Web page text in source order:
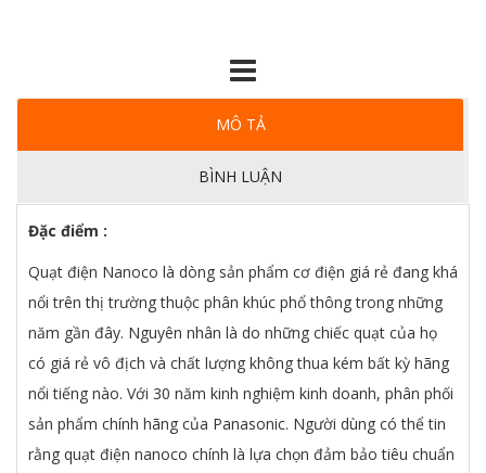
MÔ TẢ
BÌNH LUẬN
Đặc điểm :
Quạt điện Nanoco là dòng sản phẩm cơ điện giá rẻ đang khá
nổi trên thị trường thuộc phân khúc phổ thông trong những
năm gần đây. Nguyên nhân là do những chiếc quạt của họ
có giá rẻ vô địch và chất lượng không thua kém bất kỳ hãng
nổi tiếng nào. Với 30 năm kinh nghiệm kinh doanh, phân phối
sản phẩm chính hãng của Panasonic. Người dùng có thể tin
rằng quạt điện nanoco chính là lựa chọn đảm bảo tiêu chuẩn